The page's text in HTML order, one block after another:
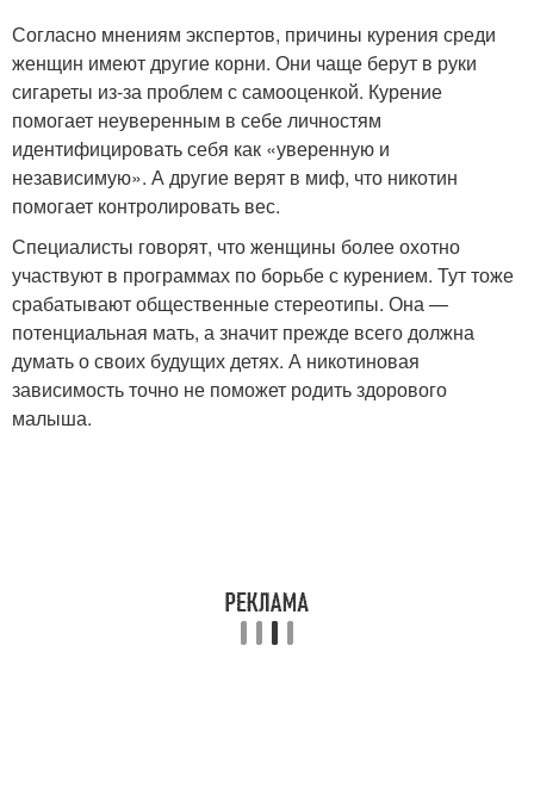
Согласно мнениям экспертов, причины курения среди
женщин имеют другие корни. Они чаще берут в руки
сигареты из-за проблем с самооценкой. Курение
помогает неуверенным в себе личностям
идентифицировать себя как «уверенную и
независимую». А другие верят в миф, что никотин
помогает контролировать вес.
Специалисты говорят, что женщины более охотно
участвуют в программах по борьбе с курением. Тут тоже
срабатывают общественные стереотипы. Она —
потенциальная мать, а значит прежде всего должна
думать о своих будущих детях. А никотиновая
зависимость точно не поможет родить здорового
малыша.